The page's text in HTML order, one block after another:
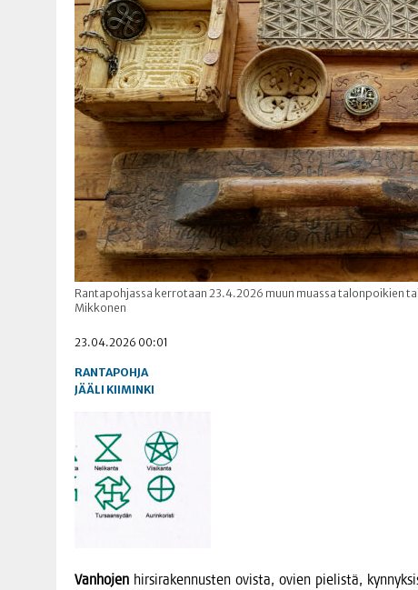
Rantapohjassa kerrotaan 23.4.2026 muun muassa talonpoikien
Mikkonen
23.04.2026 00:01
RANTAPOHJA
JÄÄLI KIIMINKI
Van­ho­jen hir­si­ra­ken­nus­ten ovis­ta, ovien pie­lis­tä,